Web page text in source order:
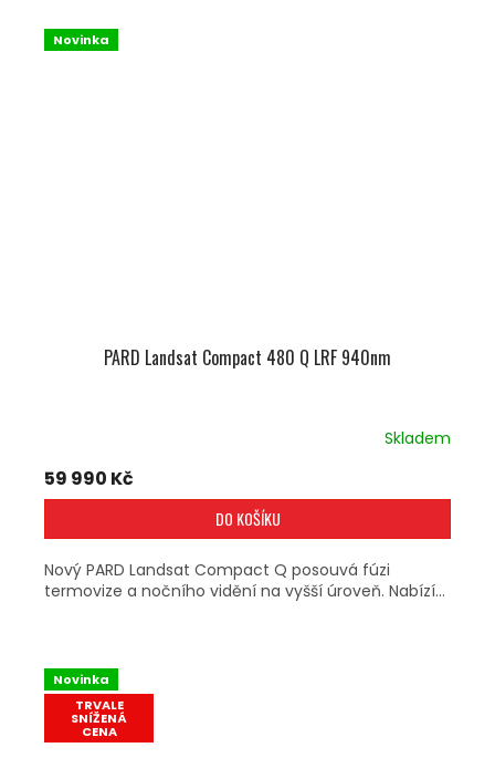
Novinka
PARD Landsat Compact 480 Q LRF 940nm
Skladem
59 990 Kč
DO KOŠÍKU
Nový PARD Landsat Compact Q posouvá fúzi
termovize a nočního vidění na vyšší úroveň. Nabízí...
Novinka
TRVALE
SNÍŽENÁ
CENA